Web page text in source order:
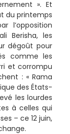
». Et
du printemps
l’opposition
Berisha, les
dégoût pour
comme les
et corrompu
: « Rama
des États-
les lourdes
à celles qui
– ce 12 juin,